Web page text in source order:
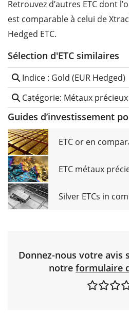
Retrouvez d’autres ETC dont
est comparable à celui de
Hedged ETC.
Sélection d'ETC similaires
Indice : Gold (EUR Hedged)
Catégorie: Métaux précieux
Guides d’investissement
ETC or en
ETC métaux
Silver ETCs in
Donnez-nous votre avis
notre formulaire